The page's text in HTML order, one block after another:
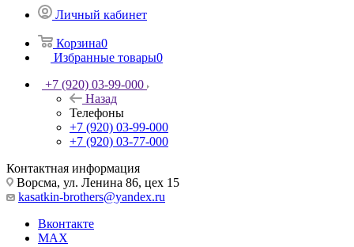
Личный кабинет
Корзина0
Избранные товары0
+7 (920) 03-99-000
Назад
Телефоны
+7 (920) 03-99-000
+7 (920) 03-77-000
Контактная информация
Ворсма, ул. Ленина 86, цех 15
kasatkin-brothers@yandex.ru
Вконтакте
MAX